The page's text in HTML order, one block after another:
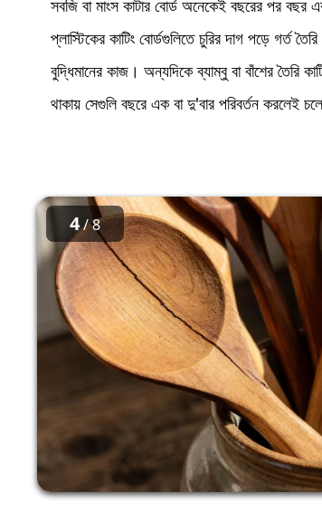
সবজি বা মাংস কাটার বোর্ড অনেকেই বছরের পর
প্লাস্টিকের কাটিং বোর্ডগুলিতে চুরির দাগ পড়ে গর্ত
বুদ্ধিমানের কাজ। অন্যদিকে ব্যাম্বু বা বাঁশের তৈরি
থাকায় সেগুলি বছরে এক বা দু'বার পরিবর্তন
4/ 8